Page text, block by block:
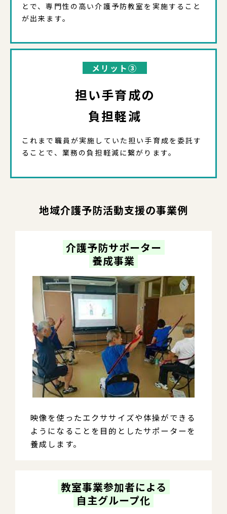
とで、専門性の高い介護予防教室を実施すること
が出来ます。
メリット③
担い手育成の
負担軽減
これまで職員が実施していた担い手育成を委託す
ることで、業務の負担軽減に繋がります。
地域介護予防活動支援の事業例
介護予防サポーター
養成事業
映像を使ったエクササイズや体操ができる
ようになることを目的としたサポーターを
養成します。
教室事業参加者による
自主グループ化